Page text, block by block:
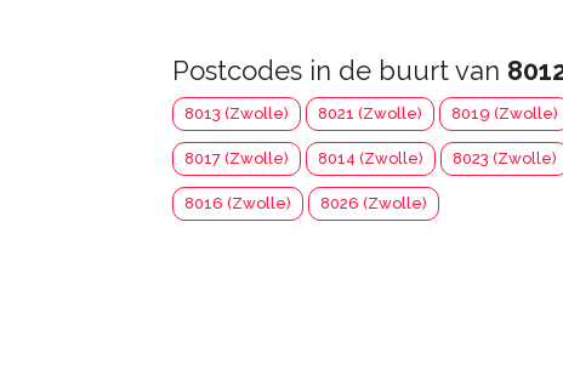
Postcodes in de buurt van
8013 (Zwolle) 8021 (Zwolle) 8019 (Zwolle)
8017 (Zwolle) 8014 (Zwolle) 8023 (Zwolle)
8016 (Zwolle) 8026 (Zwolle)